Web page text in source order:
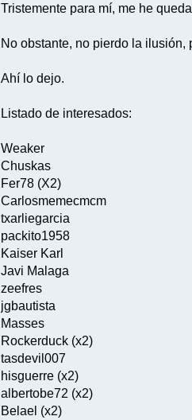
Tristemente para mí, me he
No obstante, no pierdo la ilusión,
Ahí lo dejo.
Listado de interesados:
Weaker
Chuskas
Fer78 (X2)
Carlosmemecmcm
txarliegarcia
packito1958
Kaiser Karl
Javi Malaga
zeefres
jgbautista
Masses
Rockerduck (x2)
tasdevil007
hisguerre (x2)
albertobe72 (x2)
Belael (x2)